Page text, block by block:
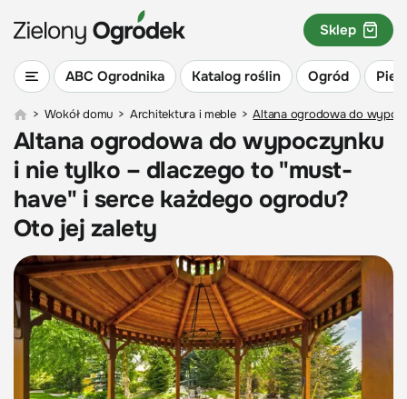
ABC Ogrodnika Katalog roślin Ogród
Sklep
> Wokół domu > Architektura i meble > Altana ogrodowa do
Altana ogrodowa do wypoczynku
i nie tylko – dlaczego to "must-
have" i serce każdego ogrodu?
Oto jej zalety